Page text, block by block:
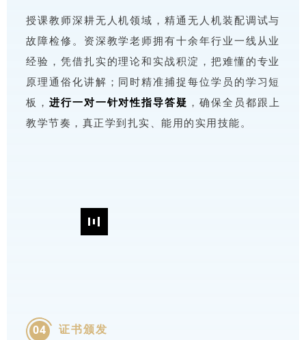
授课教师深耕无人机领域，精通无人机装配调试与
故障检修。资深教学老师拥有十余年行业一线从业
经验，凭借扎实的理论和实战积淀，把难懂的专业
原理通俗化讲解；同时精准捕捉每位学员的学习短
板，进行一对一针对性指导答疑，确保全员都跟上